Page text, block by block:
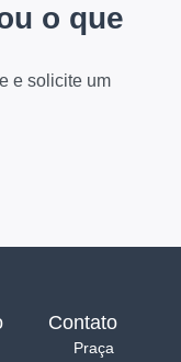
o que
e solicite um
Contato
Praça